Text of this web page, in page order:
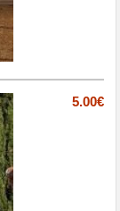
5.00€